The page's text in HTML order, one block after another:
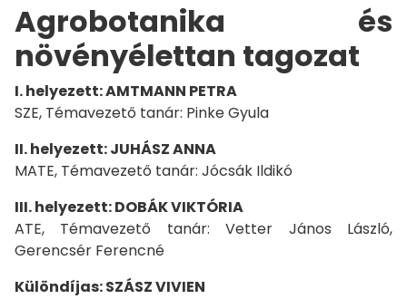
Agrobotanika és
növényélettan tagozat
I. helyezett: AMTMANN PETRA
SZE, Témavezető tanár: Pinke Gyula
II. helyezett: JUHÁSZ ANNA
MATE, Témavezető tanár: Jócsák Ildikó
III. helyezett: DOBÁK VIKTÓRIA
ATE, Témavezető tanár: Vetter János László,
Gerencsér Ferencné
Különdíjas: SZÁSZ VIVIEN